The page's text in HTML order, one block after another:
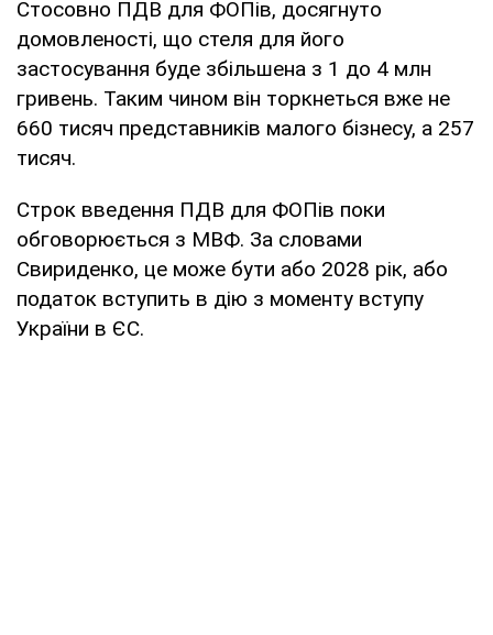
Стосовно ПДВ для ФОПів, досягнуто
домовленості, що стеля для його
застосування буде збільшена з 1 до 4 млн
гривень. Таким чином він торкнеться вже не
660 тисяч представників малого бізнесу, а 257
тисяч.
Строк введення ПДВ для ФОПів поки
обговорюється з МВФ. За словами
Свириденко, це може бути або 2028 рік, або
податок вступить в дію з моменту вступу
України в ЄС.